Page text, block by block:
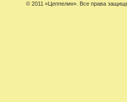
© 2011 «Цеппелин». Все права